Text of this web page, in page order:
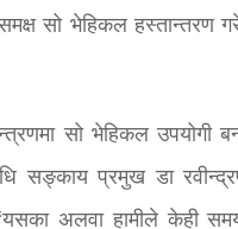
सो भेहिकल हस्तान्तरण
सो भेहिकल उपयोगी
सङ्काय प्रमुख डा
अलवा हामीले केही